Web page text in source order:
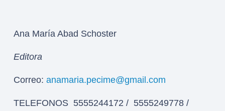
Ana María Abad Schoster
Editora
Correo: anamaria.pecime@gmail.com
TELEFONOS 5555244172 / 5555249778 /